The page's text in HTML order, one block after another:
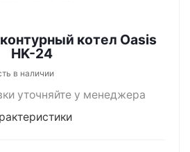
котел Oasis
HK-24
в наличии
уточняйте у менеджера